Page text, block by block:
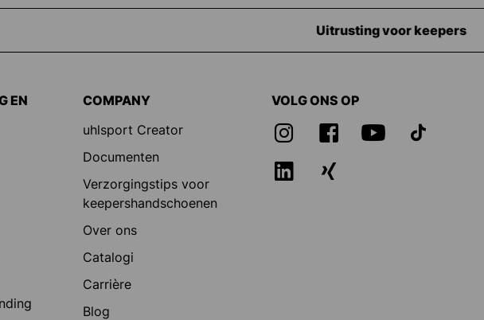
EN
COMPANY
uhlsport Creator
Documenten
Verzorgingstips voor
keepershandschoenen
Over ons
Catalogi
Carrière
Blog
VOLG ONS OP